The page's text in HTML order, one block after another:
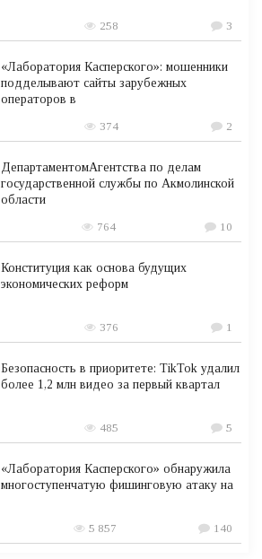
258 3
«Лаборатория Касперского»: мошенники
подделывают сайты зарубежных
операторов в
374 2
ДепартаментомАгентства по делам
государственной службы по Акмолинской
области
764 10
Конституция как основа будущих
экономических реформ
376 1
Безопасность в приоритете: TikTok удалил
более 1,2 млн видео за первый квартал
485 5
«Лаборатория Касперского» обнаружила
многоступенчатую фишинговую атаку на
5 857 140